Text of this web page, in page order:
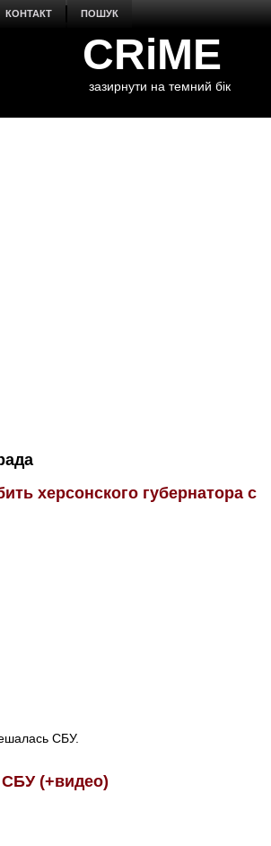
КОНТАКТ ПОШУК
CRiME
зазирнути на темний бік
херсонского губернатора с
СБУ.
(+видео)